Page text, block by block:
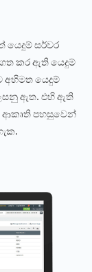
යෙදුම් සර්වර
කර ඇති යෙදුම්
අභිමත යෙදුම්
ඇත. එහි ඇති
පහසුවෙන්